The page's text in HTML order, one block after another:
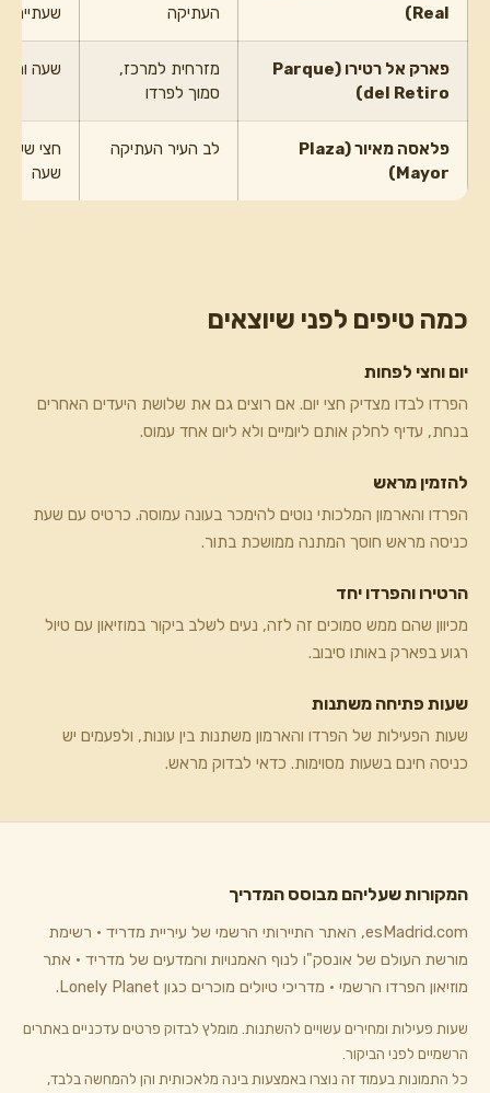
Real)
העתיקה
שעתיים
פארק אל רטירו (Parque
del Retiro)
מזרחית למרכז,
סמוך לפרדו
שעה
פלאסה מאיור (Plaza
Mayor)
לב העיר העתיקה
חצי שעה
שעה
כמה טיפים לפני שיוצאים
יום וחצי לפחות
הפרדו לבדו מצדיק חצי יום. אם רוצים גם את שלושת היעדים האחרים
בנחת, עדיף לחלק אותם ליומיים ולא ליום אחד עמוס.
להזמין מראש
הפרדו והארמון המלכותי נוטים להימכר בעונה עמוסה. כרטיס עם שעת
כניסה מראש חוסך המתנה ממושכת בתור.
הרטירו והפרדו יחד
מכיוון שהם ממש סמוכים זה לזה, נעים לשלב ביקור במוזיאון עם טיול
רגוע בפארק באותו סיבוב.
שעות פתיחה משתנות
שעות הפעילות של הפרדו והארמון משתנות בין עונות, ולפעמים יש
כניסה חינם בשעות מסוימות. כדאי לבדוק מראש.
המקורות שעליהם מבוסס המדריך
esMadrid.com, האתר התיירותי הרשמי של עיריית מדריד · רשימת
מורשת העולם של אונסק"ו לנוף האמנויות והמדעים של מדריד · אתר
מוזיאון הפרדו הרשמי · מדריכי טיולים מוכרים כגון Lonely Planet.
שעות פעילות ומחירים עשויים להשתנות. מומלץ לבדוק פרטים עדכניים באתרים
הרשמיים לפני הביקור.
כל התמונות בעמוד זה נוצרו באמצעות בינה מלאכותית והן להמחשה בלבד,